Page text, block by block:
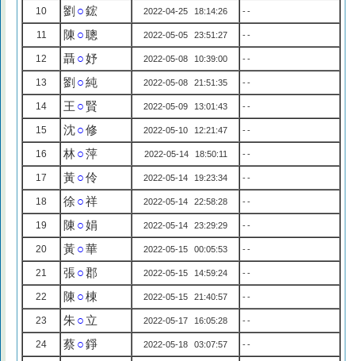
10 劉 ○鋐 2022-04-25 18:14:26 --
11 陳 ○聰 2022-05-05 23:51:27 --
12 聶○妤 2022-05-08 10:39:00 --
13 劉 ○純 2022-05-08 21:51:35 --
14 王 ○ 賢 2022-05-09 13:01:43 --
15 沈○修 2022-05-10 12:21:47 --
16 林○萍 2022-05-14 18:50:11 --
17 黃○伶 2022-05-14 19:23:34 --
18 徐 ○祥 2022-05-14 22:58:28 --
19 陳 ○娟 2022-05-14 23:29:29 --
20 黃○華 2022-05-15 00:05:53 --
21 張○郡 2022-05-15 14:59:24 --
22 陳 ○棟 2022-05-15 21:40:57 --
23 朱○ 立 2022-05-17 16:05:28 --
24 蔡○錚 2022-05-18 03:07:57 --